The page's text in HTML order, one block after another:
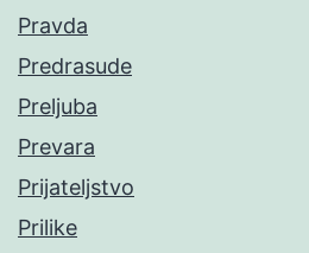
Pravda
Predrasude
Preljuba
Prevara
Prijateljstvo
Prilike